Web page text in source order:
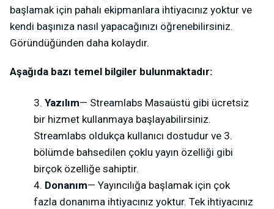
başlamak için pahalı ekipmanlara ihtiyacınız yoktur ve
kendi başınıza nasıl yapacağınızı öğrenebilirsiniz.
Göründüğünden daha kolaydır.
Aşağıda bazı temel bilgiler bulunmaktadır:
Yazılım— Streamlabs Masaüstü gibi ücretsiz
bir hizmet kullanmaya başlayabilirsiniz.
Streamlabs oldukça kullanıcı dostudur ve 3.
bölümde bahsedilen çoklu yayın özelliği gibi
birçok özelliğe sahiptir.
Donanım— Yayıncılığa başlamak için çok
fazla donanıma ihtiyacınız yoktur. Tek ihtiyacınız